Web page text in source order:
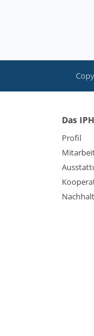
Das IPH
Profil